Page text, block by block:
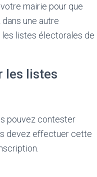
mairie pour que
une autre
les listes électorales de
les listes
pouvez contester
devez effectuer cette